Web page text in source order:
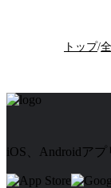
トップ/
iOS、Androidアプ